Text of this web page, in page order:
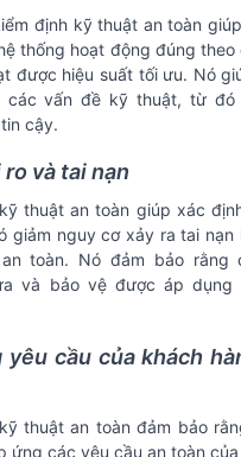
định kỹ thuật an toàn
thống hoạt động đúng
được hiệu suất tối ưu. Nó
các vấn đề kỹ thuật, từ đó
cậy.
và tai nạn
thuật an toàn giúp xác
giảm nguy cơ xảy ra tai nạn
toàn. Nó đảm bảo rằng
và bảo vệ được áp dụng
yêu cầu của khách
thuật an toàn đảm bảo
ứng các yêu cầu an toàn